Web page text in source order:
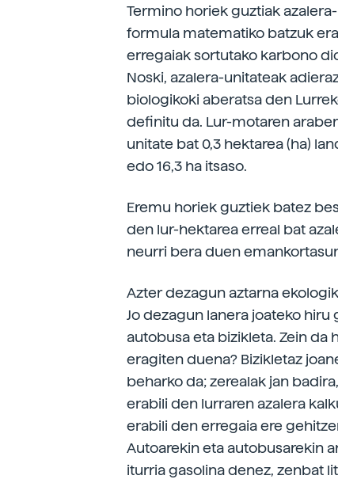
Termino horiek guztiak
formula matematiko batzuk
erregaiak sortutako karbono
Noski, azalera-unitateak
biologikoki aberatsa den
definitu da. Lur-motaren
unitate bat 0,3 hektarea (ha)
edo 16,3 ha itsaso.
Eremu horiek guztiek batez
den lur-hektarea erreal bat
neurri bera duen
Azter dezagun aztarna
Jo dezagun lanera joateko
autobusa eta bizikleta. Zein da
eragiten duena? Bizikletaz
beharko da; zerealak jan
erabili den lurraren azalera
erabili den erregaia ere
Autoarekin eta autobusarekin
iturria gasolina denez, zenbat